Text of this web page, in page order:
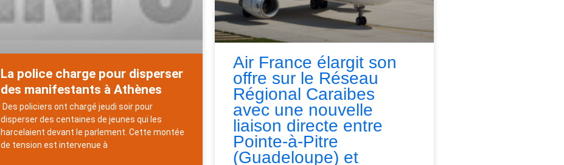
La police charge pour disperser
des manifestants à Athènes
Des policiers ont chargé jeudi soir pour
disperser des centaines de jeunes qui les
harcelaient devant le parlement. Cette montée
de tension est intervenue à
Air France élargit son
offre sur le Réseau
Régional Caraibes
avec une nouvelle
liaison directe entre
Pointe-à-Pitre
(Guadeloupe) et